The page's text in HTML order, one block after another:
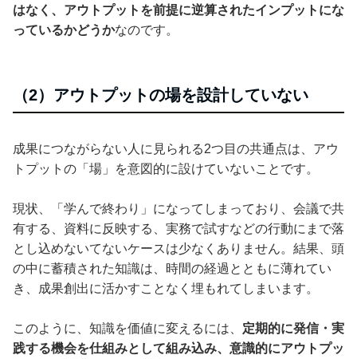
はなく、アウトプットを前提に逆算されたインプットにな
っているかどうかなのです。
（2）アウトプットの場を設計していない
成果につながらない人に見られる2つ目の共通点は、アウ
トプットの「場」を意図的に設けていないことです。
現状、「学んで終わり」になってしまっており、会議で共
有する、資料に反映する、実務で試すなどの行動にまで落
とし込めないてないケースは少なくありません。結果、頭
の中に蓄積された知識は、時間の経過とともに薄れてい
き、成果創出に活かすことなく埋もれてしまいます。
このように、知識を価値に変えるには、 定期的に発信・実
践する機会を仕組みとして組み込み、意識的にアウトプッ